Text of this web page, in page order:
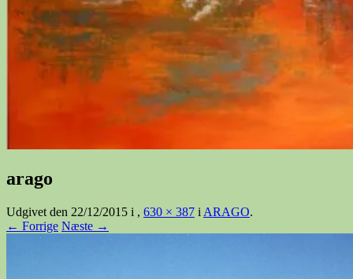
arago
Udgivet den 22/12/2015 i , 630 × 387 i ARAGO.
← Forrige Næste →